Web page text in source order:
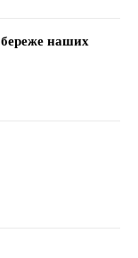
береже наших